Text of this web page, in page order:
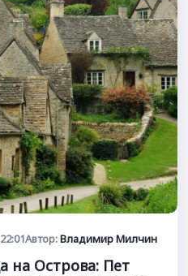
Автор:Владимир Милчин
на Острова: Пет